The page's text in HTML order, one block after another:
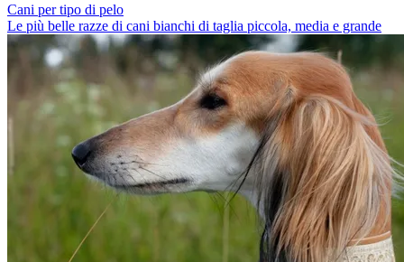
Cani per tipo di pelo
Le più belle razze di cani bianchi di taglia piccola, media e grande